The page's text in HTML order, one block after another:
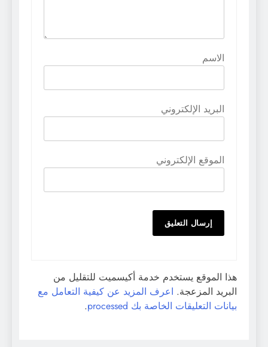
الاسم
البريد الإلكتروني
الموقع الإلكتروني
هذا الموقع يستخدم خدمة أكيسميت للتقليل من
البريد المزعجة.اعرف المزيد عن كيفية التعامل مع
بيانات التعليقات الخاصة بك processed
.